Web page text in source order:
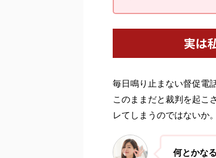
実は
毎日鳴り止まない督促電
このままだと裁判を起こ
レてしまうのではないか
何とかな